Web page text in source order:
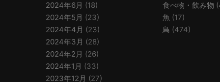
2024年6月 (18)
2024年5月 (23)
2024年4月 (23)
2024年3月 (28)
2024年2月 (26)
2024年1月 (33)
2023年12月 (27)
食べ物・飲み物
魚 (17)
鳥 (474)